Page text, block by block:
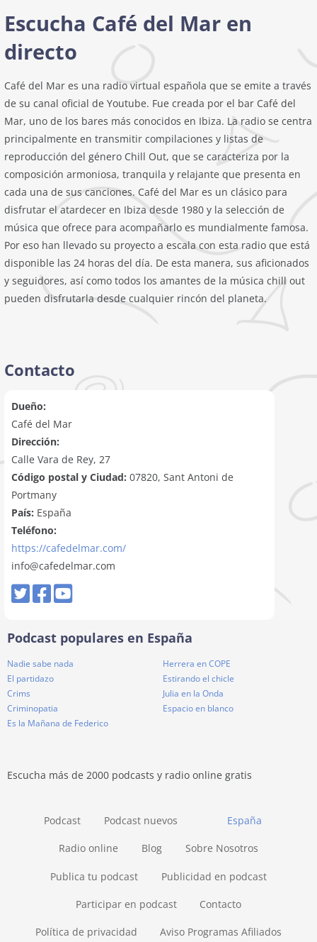
Escucha Café del Mar en
directo
Café del Mar es una radio virtual española que se emite a través
de su canal oficial de Youtube. Fue creada por el bar Café del
Mar, uno de los bares más conocidos en Ibiza. La radio se centra
principalmente en transmitir compilaciones y listas de
reproducción del género Chill Out, que se caracteriza por la
composición armoniosa, tranquila y relajante que presenta en
cada una de sus canciones. Café del Mar es un clásico para
disfrutar el atardecer en Ibiza desde 1980 y la selección de
música que ofrece para acompañarlo es mundialmente famosa.
Por eso han llevado su proyecto a escala con esta radio que está
disponible las 24 horas del día. De esta manera, sus aficionados
y seguidores, así como todos los amantes de la música chill out
pueden disfrutarla desde cualquier rincón del planeta.
Contacto
Dueño:
Café del Mar
Dirección:
Calle Vara de Rey, 27
Código postal y Ciudad: 07820, Sant Antoni de
Portmany
País: España
Teléfono:
https://cafedelmar.com/
info@cafedelmar.com
Podcast populares en España
Nadie sabe nada
El partidazo
Crims
Criminopatia
Es la Mañana de Federico
Herrera en COPE
Estirando el chicle
Julia en la Onda
Espacio en blanco
Escucha más de 2000 podcasts y radio online gratis
España
Podcast Podcast nuevos
Radio online Blog Sobre Nosotros
Publica tu podcast Publicidad en podcast
Participar en podcast Contacto
Política de privacidad Aviso Programas Afiliados